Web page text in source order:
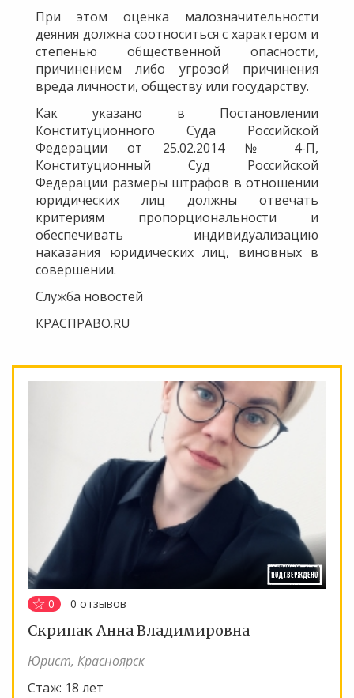
При этом оценка малозначительности
деяния должна соотноситься с характером и
степенью общественной опасности,
причинением либо угрозой причинения
вреда личности, обществу или государству.
Как указано в Постановлении
Конституционного Суда Российской
Федерации от 25.02.2014 № 4-П,
Конституционный Суд Российской
Федерации размеры штрафов в отношении
юридических лиц должны отвечать
критериям пропорциональности и
обеспечивать индивидуализацию
наказания юридических лиц, виновных в
совершении.
Служба новостей
КРАСПРАВО.RU
0 0 отзывов
Скрипак Анна Владимировна
Юрист, Красноярск
Стаж: 18 лет